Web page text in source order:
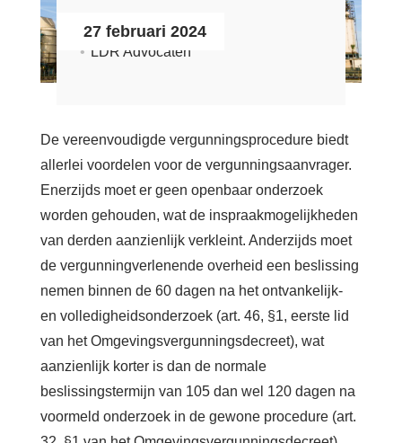
27 februari 2024
LDR Advocaten
De vereenvoudigde vergunningsprocedure biedt
allerlei voordelen voor de vergunningsaanvrager.
Enerzijds moet er geen openbaar onderzoek
worden gehouden, wat de inspraakmogelijkheden
van derden aanzienlijk verkleint. Anderzijds moet
de vergunningverlenende overheid een beslissing
nemen binnen de 60 dagen na het ontvankelijk-
en volledigheidsonderzoek (art. 46, §1, eerste lid
van het Omgevingsvergunningsdecreet), wat
aanzienlijk korter is dan de normale
beslissingstermijn van 105 dan wel 120 dagen na
voormeld onderzoek in de gewone procedure (art.